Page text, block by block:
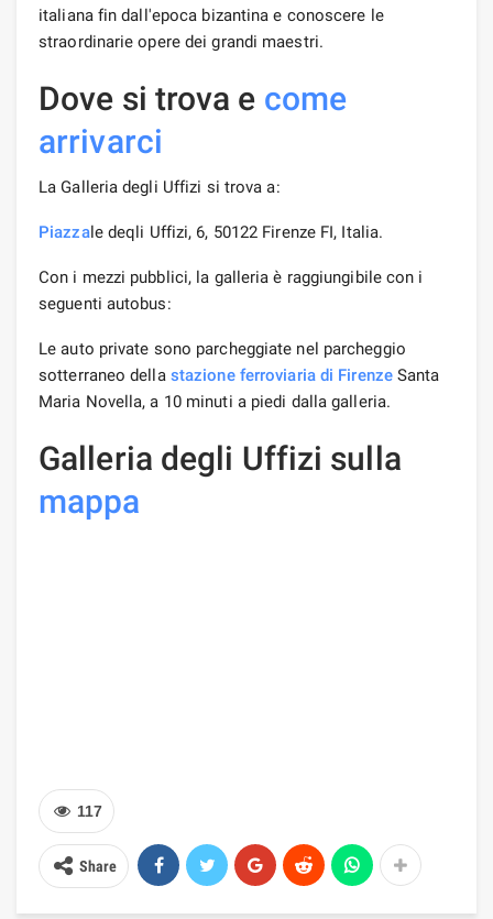
italiana fin dall'epoca bizantina e conoscere le
straordinarie opere dei grandi maestri.
Dove si trova e come
arrivarci
La Galleria degli Uffizi si trova a:
Piazzale deqli Uffizi, 6, 50122 Firenze FI, Italia.
Con i mezzi pubblici, la galleria è raggiungibile con i
seguenti autobus:
Le auto private sono parcheggiate nel parcheggio
sotterraneo della stazione ferroviaria di FirenzeSanta
Maria Novella, a 10 minuti a piedi dalla galleria.
Galleria degli Uffizi sulla
mappa
117
Share